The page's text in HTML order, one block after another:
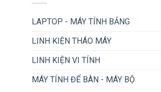
LAPTOP - MÁY TÍNH BẢNG
LINH KIỆN THÁO MÁY
LINH KIỆN VI TÍNH
MÁY TÍNH ĐỂ BÀN - MÁY BỘ